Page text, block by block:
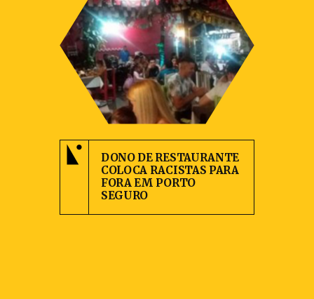
DONO DE RESTAURANTE
COLOCA RACISTAS PARA
FORA EM PORTO
SEGURO